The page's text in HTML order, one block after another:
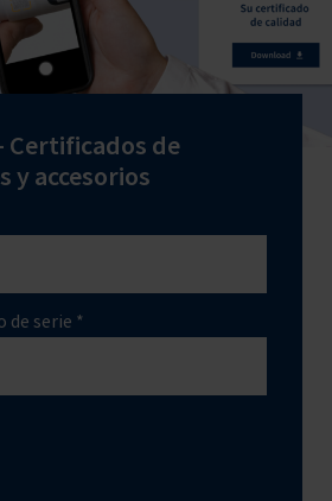
Certificados de
y accesorios
de serie *